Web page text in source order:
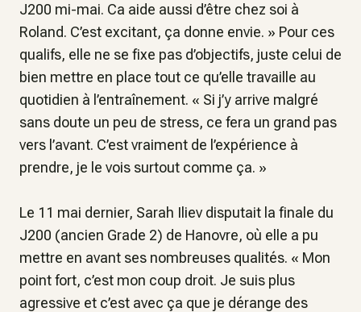
J200 mi-mai. Ca aide aussi d’être chez soi à
Roland. C’est excitant, ça donne envie. » Pour ces
qualifs, elle ne se fixe pas d’objectifs, juste celui de
bien mettre en place tout ce qu’elle travaille au
quotidien à l’entraînement. « Si j’y arrive malgré
sans doute un peu de stress, ce fera un grand pas
vers l’avant. C’est vraiment de l’expérience à
prendre, je le vois surtout comme ça. »
Le 11 mai dernier, Sarah Iliev disputait la finale du
J200 (ancien Grade 2) de Hanovre, où elle a pu
mettre en avant ses nombreuses qualités. « Mon
point fort, c’est mon coup droit. Je suis plus
agressive et c’est avec ça que je dérange des